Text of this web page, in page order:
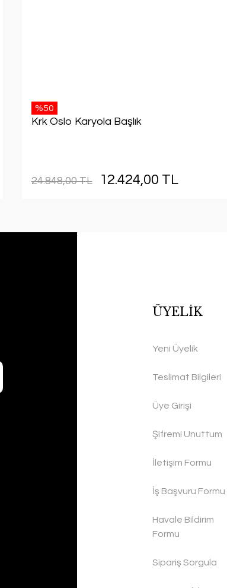
%50
Krk Oslo Karyola Başlık
24.848,00 TL 12.424,00 TL
ÜYELİK
Yeni Üyelik
Teslimat Bilgileri
Üye Girişi
Şifremi Unuttum
İletişim Formu
İş Başvuru Formu
Havale Bildirim
Formu
Sipariş Sorgula